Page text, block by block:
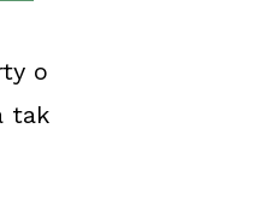
o
tak